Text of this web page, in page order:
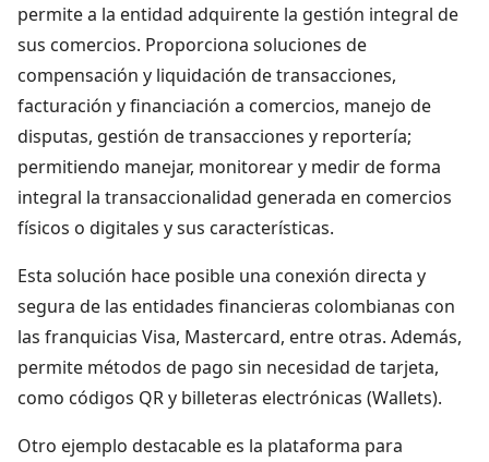
permite a la entidad adquirente la gestión integral de
sus comercios. Proporciona soluciones de
compensación y liquidación de transacciones,
facturación y financiación a comercios, manejo de
disputas, gestión de transacciones y reportería;
permitiendo manejar, monitorear y medir de forma
integral la transaccionalidad generada en comercios
físicos o digitales y sus características.
Esta solución hace posible una conexión directa y
segura de las entidades financieras colombianas con
las franquicias Visa, Mastercard, entre otras. Además,
permite métodos de pago sin necesidad de tarjeta,
como códigos QR y billeteras electrónicas (Wallets).
Otro ejemplo destacable es la plataforma para